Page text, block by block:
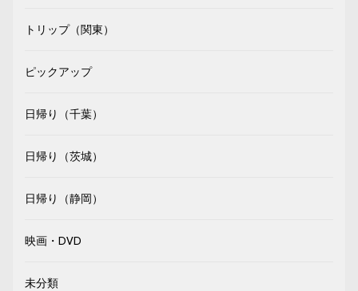
トリップ（関東）
ピックアップ
日帰り（千葉）
日帰り（茨城）
日帰り（静岡）
映画・DVD
未分類